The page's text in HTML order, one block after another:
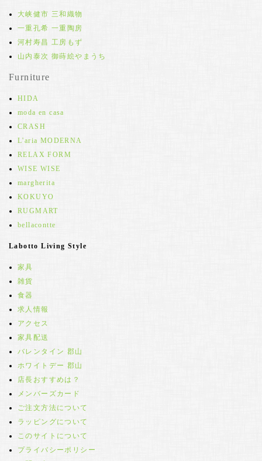
大峡健市 三和織物
一重孔希 一重陶房
河村寿昌 工房もず
山内泰次 御蒔絵やまうち
Furniture
HIDA
moda en casa
CRASH
L'aria MODERNA
RELAX FORM
WISE WISE
margherita
KOKUYO
RUGMART
bellacontte
Labotto Living Style
家具
雑貨
食器
求人情報
アクセス
家具配送
バレンタイン 郡山
ホワイトデー 郡山
店長おすすめは？
メンバーズカード
ご注文方法について
ラッピングについて
このサイトについて
プライバシーポリシー